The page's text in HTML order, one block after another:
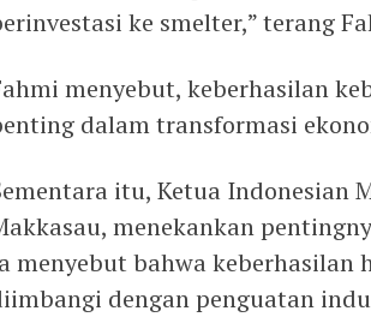
ke smelter,” terang
menyebut, keberhasilan
dalam transformasi
itu, Ketua Indonesian
menekankan
menyebut bahwa
dengan penguatan